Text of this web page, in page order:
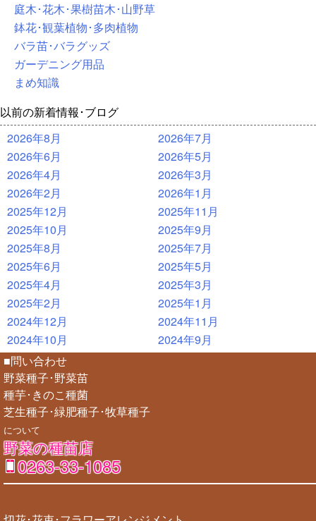
庭木･花木･果樹苗木･山野草
鉢花･観葉植物･多肉植物
バラ苗･バラグッズ
ガーデニング用品
まめ知識
以前の新着情報･ブログ
2026年8月
2026年7月
2026年6月
2026年5月
2026年4月
2026年3月
2026年2月
2026年1月
2025年12月
2025年11月
2025年10月
2025年9月
2025年8月
2025年7月
2025年6月
2025年5月
2025年4月
2025年3月
2025年2月
2025年1月
2024年12月
2024年11月
2024年10月
2024年9月
■問い合わせ
野菜種子･野菜苗
種芋･きのこ種菌
芝生種子･緑肥種子･牧草種子
について
野菜の種苗店
0263-33-1085